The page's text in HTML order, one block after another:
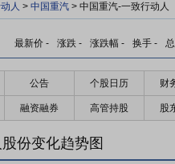
人 > 中国重汽 > 中国重汽-一致行动人
最新价 - 涨跌 - 涨跌幅 - 换手 -
公告 个股日历 财
融资融券 高管持股 股
份变化趋势图